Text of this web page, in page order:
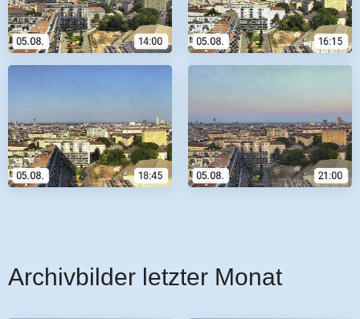
Archivbilder letzter Monat